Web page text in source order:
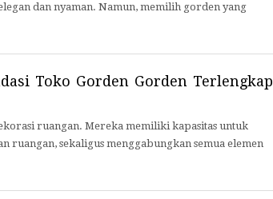
dan nyaman. Namun, memilih gorden yang
Toko Gorden Gorden Terlengkap
ruangan. Mereka memiliki kapasitas untuk
ruangan, sekaligus menggabungkan semua elemen